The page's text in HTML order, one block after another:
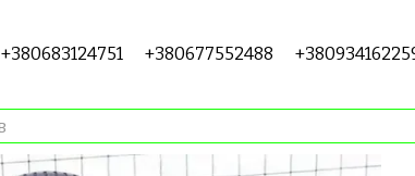
+380683124751 +380677552488